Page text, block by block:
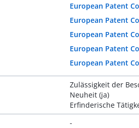
European Patent
European Patent
European Patent
European Patent
European Patent
Zulässigkeit der
Neuheit (ja)
Erfinderische
-